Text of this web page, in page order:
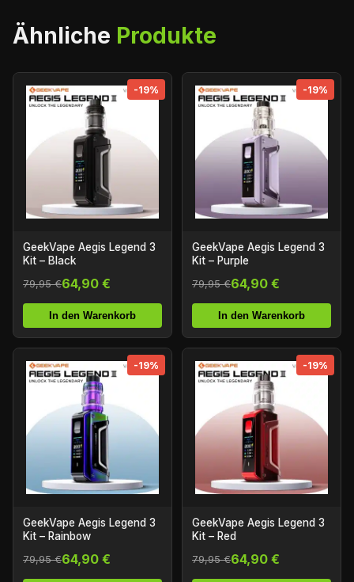
Ähnliche Produkte
-19%
GeekVape Aegis Legend 3
Kit – Black
79,95 €64,90 €
In den Warenkorb
-19%
GeekVape Aegis Legend 3
Kit – Purple
79,95 €64,90 €
In den Warenkorb
-19%
GeekVape Aegis Legend 3
Kit – Rainbow
79,95 €64,90 €
-19%
GeekVape Aegis Legend 3
Kit – Red
79,95 €64,90 €